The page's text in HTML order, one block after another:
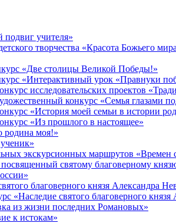
подвиг учителя»
творчества «Красота Божьего
«Две столицы Великой Победы!»
«Интерактивный урок «Правнуки
исследовательских проектов
конкурс «Семья глазами
«История моей семьи в истории
«Из прошлого в настоящее»
родина моя!»
экскурсионных маршрутов «Времен
святому благоверному
благоверного князя Александра
«Наследие святого благоверного князя
из жизни последних Романовых»
к истокам»